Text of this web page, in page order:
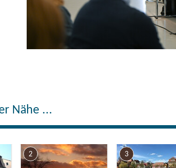
Nähe ...
2 3